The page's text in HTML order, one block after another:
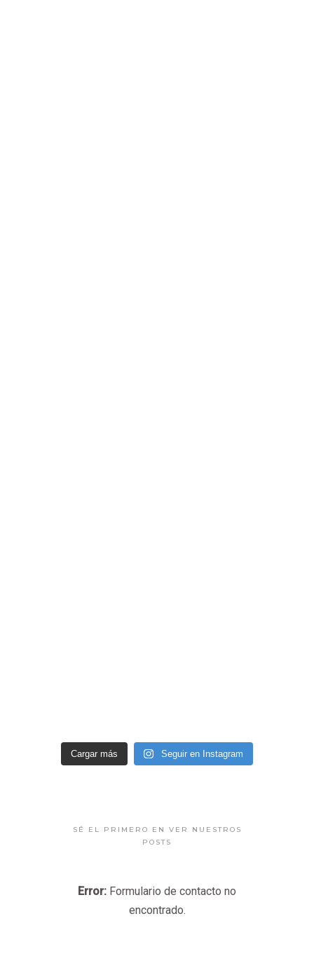
Cargar más Seguir en Instagram
SÉ EL PRIMERO EN VER NUESTROS
POSTS
Error: Formulario de contacto no
encontrado.